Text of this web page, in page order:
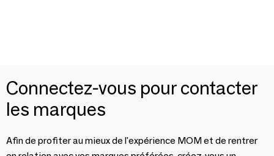
Connectez-vous pour contacter
les marques
Afin de profiter au mieux de l'expérience MOM et de rentrer